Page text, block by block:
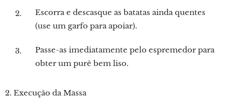
Escorra e descasque as batatas ainda quentes
(use um garfo para apoiar).
Passe-as imediatamente pelo espremedor para
obter um purê bem liso.
2. Execução da Massa